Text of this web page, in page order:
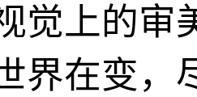
觉上的审
界在变，